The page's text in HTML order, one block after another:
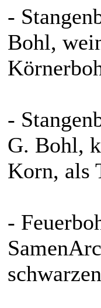
-
Bohl,
-
G. Bohl,
Korn, als
-